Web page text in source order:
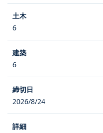
6
6
2026/8/24